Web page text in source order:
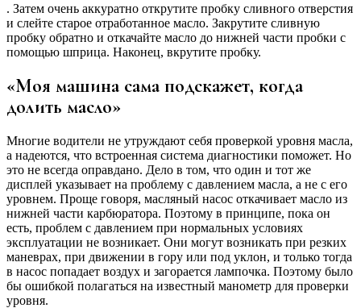
. Затем очень аккуратно открутите пробку сливного отверстия
и слейте старое отработанное масло. Закрутите сливную
пробку обратно и откачайте масло до нижней части пробки с
помощью шприца. Наконец, вкрутите пробку.
«Моя машина сама подскажет, когда
долить масло»
Многие водители не утруждают себя проверкой уровня масла,
а надеются, что встроенная система диагностики поможет. Но
это не всегда оправдано. Дело в том, что один и тот же
дисплей указывает на проблему с давлением масла, а не с его
уровнем. Проще говоря, масляный насос откачивает масло из
нижней части карбюратора. Поэтому в принципе, пока он
есть, проблем с давлением при нормальных условиях
эксплуатации не возникает. Они могут возникать при резких
маневрах, при движении в гору или под уклон, и только тогда
в насос попадает воздух и загорается лампочка. Поэтому было
бы ошибкой полагаться на известный манометр для проверки
уровня.